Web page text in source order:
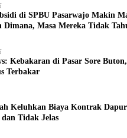
di SPBU Pasarwajo Makin
Dimana, Masa Mereka Tidak
Kebakaran di Pasar Sore
Terbakar
Keluhkan Biaya Kontrak
Tidak Jelas